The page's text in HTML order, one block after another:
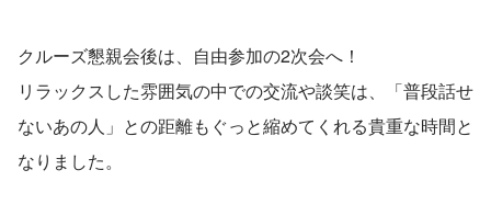
クルーズ懇親会後は、自由参加の2次会へ！
リラックスした雰囲気の中での交流や談笑は、「普段話せ
ないあの人」との距離もぐっと縮めてくれる貴重な時間と
なりました。